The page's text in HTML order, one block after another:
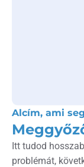
Alcím, ami
Itt tudod
problémát,